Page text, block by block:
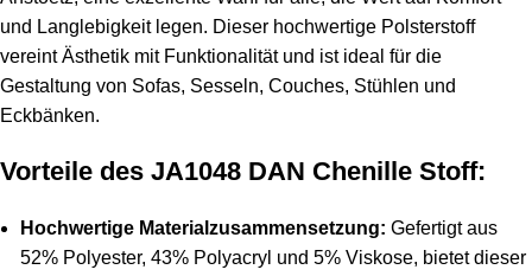
und Langlebigkeit legen. Dieser hochwertige Polsterstoff
vereint Ästhetik mit Funktionalität und ist ideal für die
Gestaltung von Sofas, Sesseln, Couches, Stühlen und
Eckbänken.
Vorteile des JA1048 DAN Chenille Stoff:
Hochwertige Materialzusammensetzung: Gefertigt aus
52% Polyester, 43% Polyacryl und 5% Viskose, bietet dieser